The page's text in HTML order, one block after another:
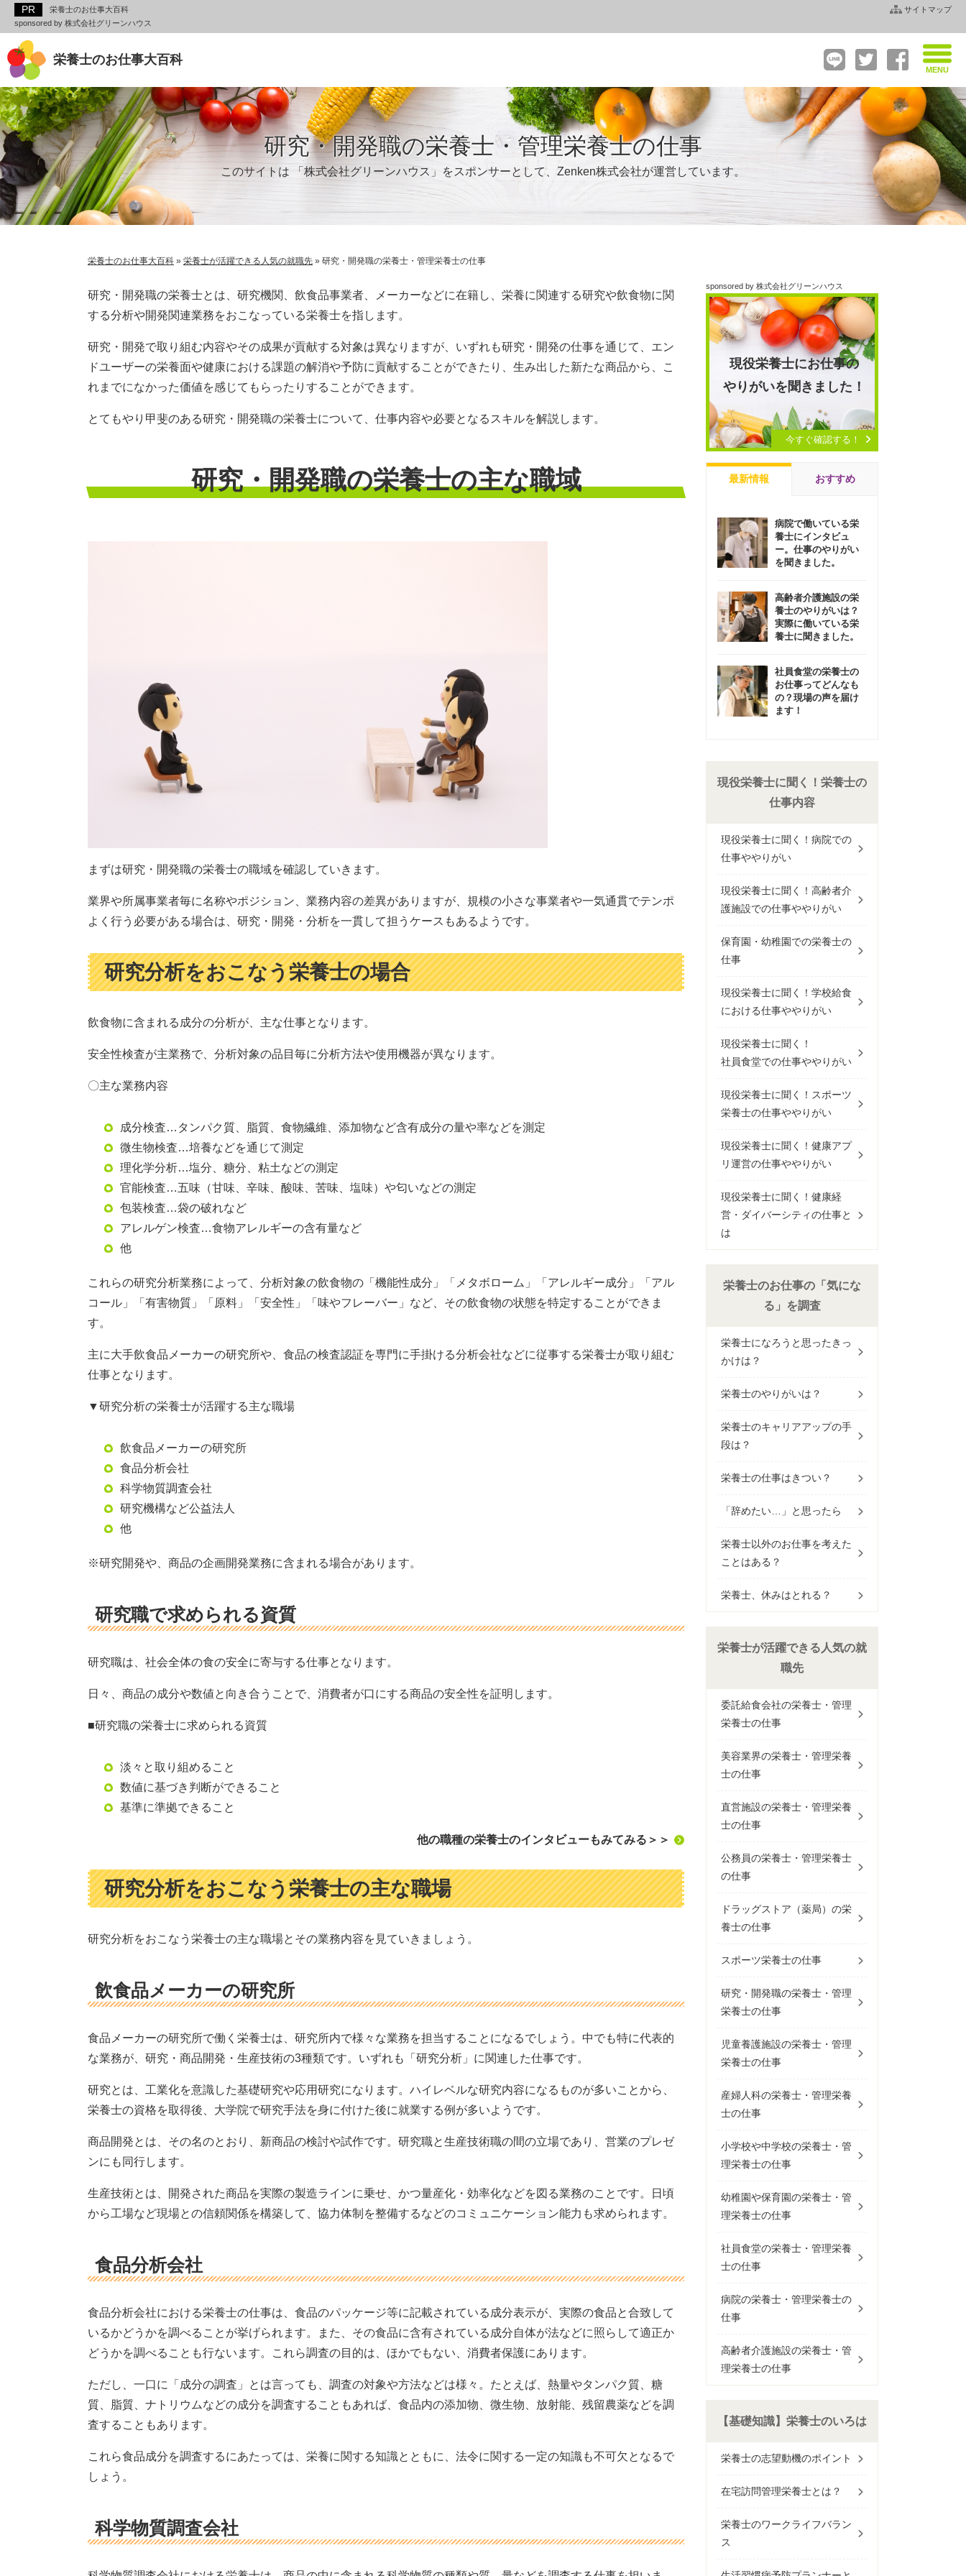
栄養士のお仕事大百科
sponsored by 株式会社グリーンハウス
サイトマップ
栄養士のお仕事大百科
研究・開発職の栄養士・管理栄養士の仕事
このサイトは 「株式会社グリーンハウス」をスポンサーとして、Zenken株式会社が運営しています。
栄養士のお仕事大百科 » 栄養士が活躍できる人気の就職先 » 研究・開発職の栄養士・管理栄養士の仕事
研究・開発職の栄養士とは、研究機関、飲食品事業者、メーカーなどに在籍し、栄養に関連する研究や飲食物に関
する分析や開発関連業務をおこなっている栄養士を指します。
研究・開発で取り組む内容やその成果が貢献する対象は異なりますが、いずれも研究・開発の仕事を通じて、エン
ドユーザーの栄養面や健康における課題の解消や予防に貢献することができたり、生み出した新たな商品から、こ
れまでになかった価値を感じてもらったりすることができます。
とてもやり甲斐のある研究・開発職の栄養士について、仕事内容や必要となるスキルを解説します。
研究・開発職の栄養士の主な職域
まずは研究・開発職の栄養士の職域を確認していきます。
業界や所属事業者毎に名称やポジション、業務内容の差異がありますが、規模の小さな事業者や一気通貫でテンポ
よく行う必要がある場合は、研究・開発・分析を一貫して担うケースもあるようです。
研究分析をおこなう栄養士の場合
飲食物に含まれる成分の分析が、主な仕事となります。
安全性検査が主業務で、分析対象の品目毎に分析方法や使用機器が異なります。
〇主な業務内容
成分検査…タンパク質、脂質、食物繊維、添加物など含有成分の量や率などを測定
微生物検査…培養などを通じて測定
理化学分析…塩分、糖分、粘土などの測定
官能検査…五味（甘味、辛味、酸味、苦味、塩味）や匂いなどの測定
包装検査…袋の破れなど
アレルゲン検査…食物アレルギーの含有量など
他
これらの研究分析業務によって、分析対象の飲食物の「機能性成分」「メタボローム」「アレルギー成分」「アル
コール」「有害物質」「原料」「安全性」「味やフレーバー」など、その飲食物の状態を特定することができま
す。
主に大手飲食品メーカーの研究所や、食品の検査認証を専門に手掛ける分析会社などに従事する栄養士が取り組む
仕事となります。
▼研究分析の栄養士が活躍する主な職場
飲食品メーカーの研究所
食品分析会社
科学物質調査会社
研究機構など公益法人
他
※研究開発や、商品の企画開発業務に含まれる場合があります。
研究職で求められる資質
研究職は、社会全体の食の安全に寄与する仕事となります。
日々、商品の成分や数値と向き合うことで、消費者が口にする商品の安全性を証明します。
■研究職の栄養士に求められる資質
淡々と取り組めること
数値に基づき判断ができること
基準に準拠できること
他の職種の栄養士のインタビューもみてみる＞＞
研究分析をおこなう栄養士の主な職場
研究分析をおこなう栄養士の主な職場とその業務内容を見ていきましょう。
飲食品メーカーの研究所
食品メーカーの研究所で働く栄養士は、研究所内で様々な業務を担当することになるでしょう。中でも特に代表的
な業務が、研究・商品開発・生産技術の3種類です。いずれも「研究分析」に関連した仕事です。
研究とは、工業化を意識した基礎研究や応用研究になります。ハイレベルな研究内容になるものが多いことから、
栄養士の資格を取得後、大学院で研究手法を身に付けた後に就業する例が多いようです。
商品開発とは、その名のとおり、新商品の検討や試作です。研究職と生産技術職の間の立場であり、営業のプレゼ
ンにも同行します。
生産技術とは、開発された商品を実際の製造ラインに乗せ、かつ量産化・効率化などを図る業務のことです。日頃
から工場など現場との信頼関係を構築して、協力体制を整備するなどのコミュニケーション能力も求められます。
食品分析会社
食品分析会社における栄養士の仕事は、食品のパッケージ等に記載されている成分表示が、実際の食品と合致して
いるかどうかを調べることが挙げられます。また、その食品に含有されている成分自体が法などに照らして適正か
どうかを調べることも行ないます。これら調査の目的は、ほかでもない、消費者保護にあります。
ただし、一口に「成分の調査」とは言っても、調査の対象や方法などは様々。たとえば、熱量やタンパク質、糖
質、脂質、ナトリウムなどの成分を調査することもあれば、食品内の添加物、微生物、放射能、残留農薬などを調
査することもあります。
これら食品成分を調査するにあたっては、栄養に関する知識とともに、法令に関する一定の知識も不可欠となるで
しょう。
科学物質調査会社
sponsored by 株式会社グリーンハウス
現役栄養士にお仕事の
やりがいを聞きました！
今すぐ確認する！
最新情報 おすすめ
病院で働いている栄
養士にインタビュ
ー。仕事のやりがい
を聞きました。
高齢者介護施設の栄
養士のやりがいは？
実際に働いている栄
養士に聞きました。
社員食堂の栄養士の
お仕事ってどんなも
の？現場の声を届け
ます！
現役栄養士に聞く！栄養士の
仕事内容
現役栄養士に聞く！病院での
仕事ややりがい
現役栄養士に聞く！高齢者介
護施設での仕事ややりがい
保育園・幼稚園での栄養士の
仕事
現役栄養士に聞く！学校給食
における仕事ややりがい
現役栄養士に聞く！
社員食堂での仕事ややりがい
現役栄養士に聞く！スポーツ
栄養士の仕事ややりがい
現役栄養士に聞く！健康アプ
リ運営の仕事ややりがい
現役栄養士に聞く！健康経
営・ダイバーシティの仕事と
は
栄養士のお仕事の「気にな
る」を調査
栄養士になろうと思ったきっ
かけは？
栄養士のやりがいは？
栄養士のキャリアアップの手
段は？
栄養士の仕事はきつい？
「辞めたい…」と思ったら
栄養士以外のお仕事を考えた
ことはある？
栄養士、休みはとれる？
栄養士が活躍できる人気の就
職先
委託給食会社の栄養士・管理
栄養士の仕事
美容業界の栄養士・管理栄養
士の仕事
直営施設の栄養士・管理栄養
士の仕事
公務員の栄養士・管理栄養士
の仕事
ドラッグストア（薬局）の栄
養士の仕事
スポーツ栄養士の仕事
研究・開発職の栄養士・管理
栄養士の仕事
児童養護施設の栄養士・管理
栄養士の仕事
産婦人科の栄養士・管理栄養
士の仕事
小学校や中学校の栄養士・管
理栄養士の仕事
幼稚園や保育園の栄養士・管
理栄養士の仕事
社員食堂の栄養士・管理栄養
士の仕事
病院の栄養士・管理栄養士の
仕事
高齢者介護施設の栄養士・管
理栄養士の仕事
【基礎知識】栄養士のいろは
栄養士の志望動機のポイント
在宅訪問管理栄養士とは？
栄養士のワークライフバラン
ス